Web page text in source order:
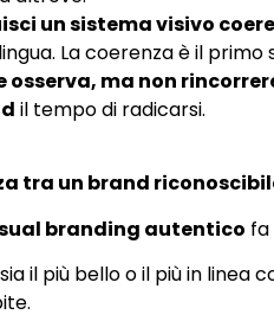
un sistema visivo
La coerenza è il
osserva, ma non
il tempo di radicarsi.
tra un brand
branding autentico fa
il più bello o il più in